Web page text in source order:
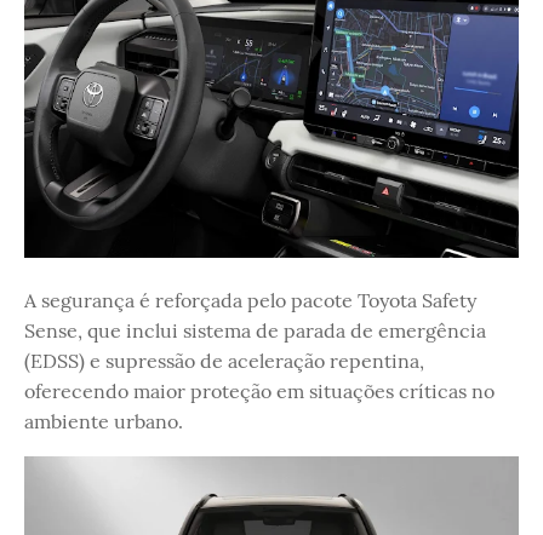
A segurança é reforçada pelo pacote Toyota Safety
Sense, que inclui sistema de parada de emergência
(EDSS) e supressão de aceleração repentina,
oferecendo maior proteção em situações críticas no
ambiente urbano.